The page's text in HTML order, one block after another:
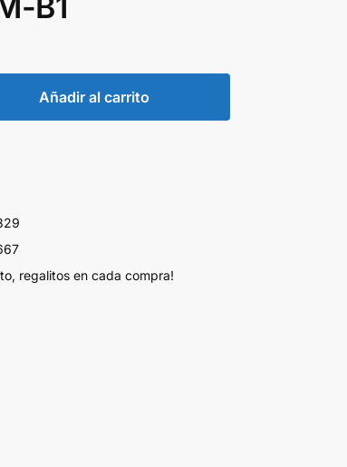
Añadir al carrito
regalitos en cada compra!